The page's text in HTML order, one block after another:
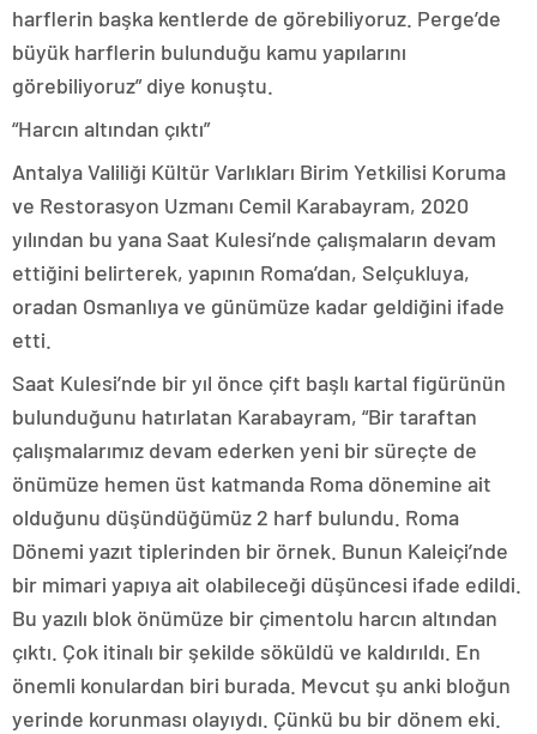
harflerin başka kentlerde de görebiliyoruz. Perge’de
büyük harflerin bulunduğu kamu yapılarını
görebiliyoruz” diye konuştu.
“Harcın altından çıktı”
Antalya Valiliği Kültür Varlıkları Birim Yetkilisi Koruma
ve Restorasyon Uzmanı Cemil Karabayram, 2020
yılından bu yana Saat Kulesi’nde çalışmaların devam
ettiğini belirterek, yapının Roma’dan, Selçukluya,
oradan Osmanlıya ve günümüze kadar geldiğini ifade
etti.
Saat Kulesi’nde bir yıl önce çift başlı kartal figürünün
bulunduğunu hatırlatan Karabayram, “Bir taraftan
çalışmalarımız devam ederken yeni bir süreçte de
önümüze hemen üst katmanda Roma dönemine ait
olduğunu düşündüğümüz 2 harf bulundu. Roma
Dönemi yazıt tiplerinden bir örnek. Bunun Kaleiçi’nde
bir mimari yapıya ait olabileceği düşüncesi ifade edildi.
Bu yazılı blok önümüze bir çimentolu harcın altından
çıktı. Çok itinalı bir şekilde söküldü ve kaldırıldı. En
önemli konulardan biri burada. Mevcut şu anki bloğun
yerinde korunması olayıydı. Çünkü bu bir dönem eki.